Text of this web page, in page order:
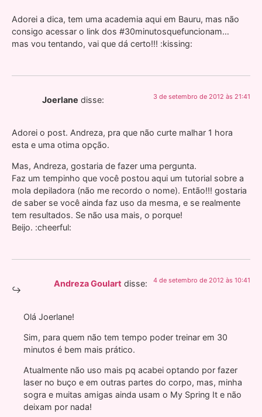
Adorei a dica, tem uma academia aqui em Bauru, mas não
consigo acessar o link dos #30minutosquefuncionam…
mas vou tentando, vai que dá certo!!! :kissing:
Joerlane disse: 3 de setembro de 2012 às 21:41
Adorei o post. Andreza, pra que não curte malhar 1 hora
esta e uma otima opção.
Mas, Andreza, gostaria de fazer uma pergunta.
Faz um tempinho que você postou aqui um tutorial sobre a
mola depiladora (não me recordo o nome). Então!!! gostaria
de saber se você ainda faz uso da mesma, e se realmente
tem resultados. Se não usa mais, o porque!
Beijo. :cheerful:
Andreza Goulart disse: 4 de setembro de 2012 às 10:41
Olá Joerlane!
Sim, para quem não tem tempo poder treinar em 30
minutos é bem mais prático.
Atualmente não uso mais pq acabei optando por fazer
laser no buço e em outras partes do corpo, mas, minha
sogra e muitas amigas ainda usam o My Spring It e não
deixam por nada!